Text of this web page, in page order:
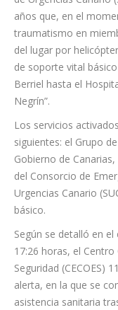
Según la valoración
de Urgencias Canario
años que, en el
traumatismo en
del lugar por
de soporte vital básico
Berriel hasta el
Negrín”.
Los servicios
siguientes: el Grupo
Gobierno de
del Consorcio de
Urgencias Canario
básico.
Según se detalló en el
17:26 horas, el
Seguridad (CECOES)